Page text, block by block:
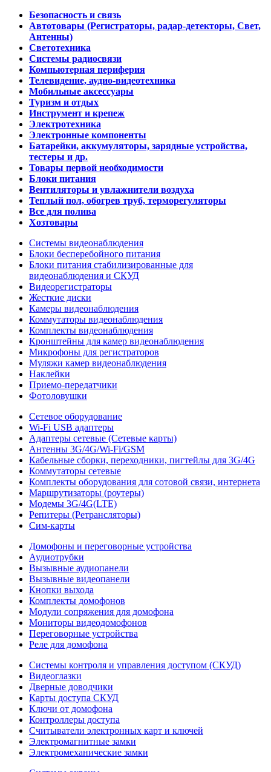
Безопасность и связь
Автотовары (Регистраторы, радар-детекторы, Свет,
Антенны)
Светотехника
Системы радиосвязи
Компьютерная периферия
Телевидение, аудио-видеотехника
Мобильные аксессуары
Туризм и отдых
Инструмент и крепеж
Электротехника
Электронные компоненты
Батарейки, аккумуляторы, зарядные устройства,
тестеры и др.
Товары первой необходимости
Блоки питания
Вентиляторы и увлажнители воздуха
Теплый пол, обогрев труб, терморегуляторы
Все для полива
Хозтовары
Системы видеонаблюдения
Блоки бесперебойного питания
Блоки питания стабилизированные для
видеонаблюдения и СКУД
Видеорегистраторы
Жесткие диски
Камеры видеонаблюдения
Коммутаторы видеонаблюдения
Комплекты видеонаблюдения
Кронштейны для камер видеонаблюдения
Микрофоны для регистраторов
Муляжи камер видеонаблюдения
Наклейки
Приемо-передатчики
Фотоловушки
Сетевое оборудование
Wi-Fi USB адаптеры
Адаптеры сетевые (Сетевые карты)
Антенны 3G/4G/Wi-Fi/GSM
Кабельные сборки, переходники, пигтейлы для 3G/4G
Коммутаторы сетевые
Комплекты оборудования для сотовой связи, интернета
Маршрутизаторы (роутеры)
Модемы 3G/4G(LTE)
Репитеры (Ретрансляторы)
Сим-карты
Домофоны и переговорные устройства
Аудиотрубки
Вызывные аудиопанели
Вызывные видеопанели
Кнопки выхода
Комплекты домофонов
Модули сопряжения для домофона
Мониторы видеодомофонов
Переговорные устройства
Реле для домофона
Системы контроля и управления доступом (СКУД)
Видеоглазки
Дверные доводчики
Карты доступа СКУД
Ключи от домофона
Контроллеры доступа
Считыватели электронных карт и ключей
Электромагнитные замки
Электромеханические замки